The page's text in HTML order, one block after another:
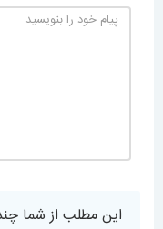
این مطلب از شما